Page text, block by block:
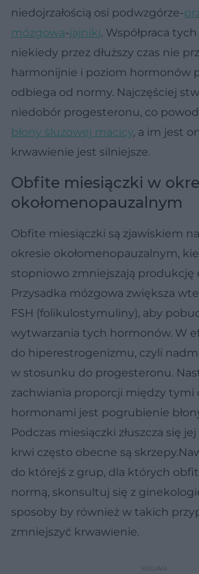
niedojrzałością osi podwzgórze-
mózgowa-jajniki. Współpraca
niekiedy przez dłuższy czas nie
harmonijnie i poziom hormonów
odbiega od normy. Najczęściej
niedobór progesteronu, co
błony śluzowej macicy, a im jest
krwawienie jest silniejsze.
Obfite miesiączki w
okołomenopauzalnym
Obfite miesiączki są zjawiskiem
okresie okołomenopauzalnym,
stopniowo zmniejszają produkcję
Przysadka mózgowa zwiększa
FSH (folikulostymuliny), aby
wytwarzania tych hormonów. W
do hiperestrogenizmu, czyli
w stosunku do progesteronu.
zachwiania proporcji między tymi
hormonami jest pogrubienie
Podczas miesiączki złuszcza się
krwi często obecne są
do którejś z grup, dla których
normą, skonsultuj się z
sposoby by również w takich
zmniejszyć krwawienie.